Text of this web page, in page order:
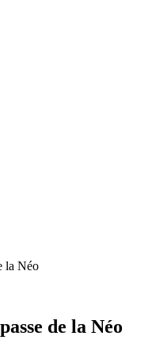
la Néo
de la Néo